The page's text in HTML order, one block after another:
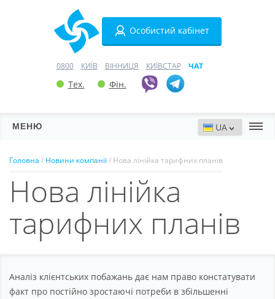
Особистий кабінет
0800 КИЇВ ВІННИЦЯ КИЇВСТАР ЧАТ
Тех. Фін.
МЕНЮ
Домени
VPN
Партнерство
Головна / Новини компанії/ Нова лінійка тарифних планів
Нова лінійка
тарифних планів
Аналіз клієнтських побажань дає нам право констатувати
факт про постійно зростаючі потреби в збільшенні